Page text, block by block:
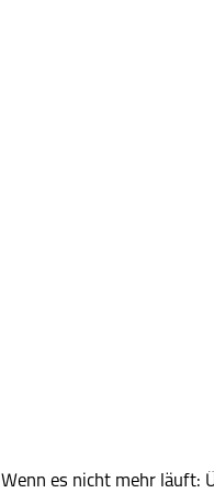
Wenn es nicht mehr läuft: